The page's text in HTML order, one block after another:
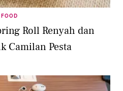
FOOD
Roll Renyah dan
Camilan Pesta